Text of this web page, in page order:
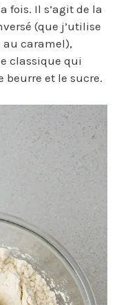
fois. Il s’agit de la
(que j’utilise
caramel),
classique qui
beurre et le sucre.